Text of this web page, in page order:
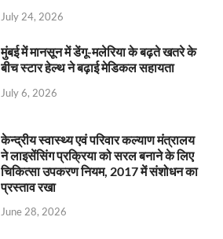
July 24, 2026
मुंबई में मानसून में डेंगू-मलेरिया के बढ़ते खतरे के
बीच स्टार हेल्थ ने बढ़ाई मेडिकल सहायता
July 6, 2026
केन्‍द्रीय स्वास्थ्य एवं परिवार कल्याण मंत्रालय
ने लाइसेंसिंग प्रक्रिया को सरल बनाने के लिए
चिकित्सा उपकरण नियम, 2017 में संशोधन का
प्रस्ताव रखा
June 28, 2026